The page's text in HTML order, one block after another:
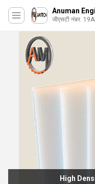
Anuman
जीएसटी नंबर.
High